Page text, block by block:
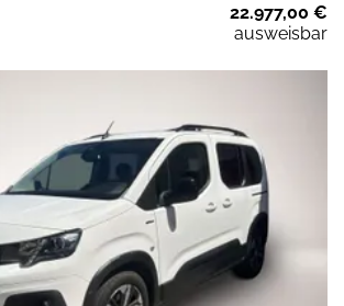
22.977,00 €
ausweisbar